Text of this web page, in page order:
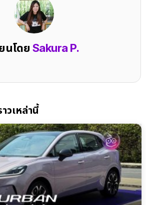
นโดย Sakura P.
วเหล่านี้